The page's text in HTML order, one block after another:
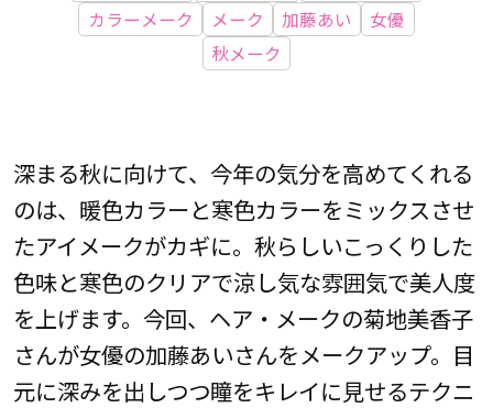
カラーメーク
メーク 加藤あい
女優
秋メーク
深まる秋に向けて、今年の気分を高めてくれる
のは、暖色カラーと寒色カラーをミックスさせ
たアイメークがカギに。秋らしいこっくりした
色味と寒色のクリアで涼し気な雰囲気で美人度
を上げます。今回、ヘア・メークの菊地美香子
さんが女優の加藤あいさんをメークアップ。目
元に深みを出しつつ瞳をキレイに見せるテクニ